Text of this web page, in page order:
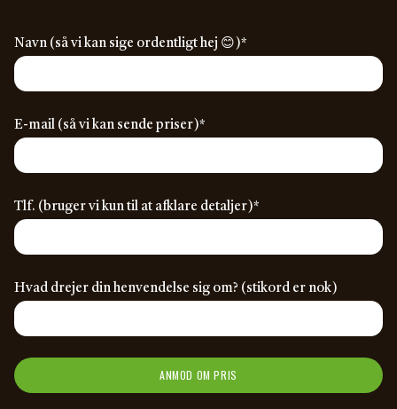
Navn (så vi kan sige ordentligt hej 😊)*
E-mail (så vi kan sende priser)*
Tlf. (bruger vi kun til at afklare detaljer)*
Hvad drejer din henvendelse sig om? (stikord er nok)
ANMOD OM PRIS